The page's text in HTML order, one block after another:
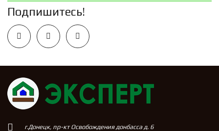
Подпишитесь!
г.Донецк, пр-кт Освобождения донбасса д. 6